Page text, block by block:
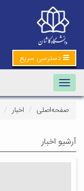
دسترسی سریع
Toggle navigation
صفحه‌اصلی اخبار
آرشیو اخبار